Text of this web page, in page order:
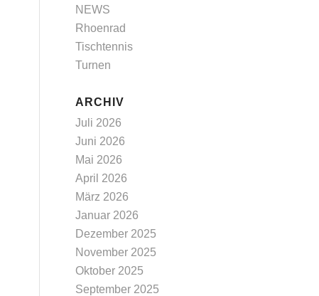
NEWS
Rhoenrad
Tischtennis
Turnen
ARCHIV
Juli 2026
Juni 2026
Mai 2026
April 2026
März 2026
Januar 2026
Dezember 2025
November 2025
Oktober 2025
September 2025